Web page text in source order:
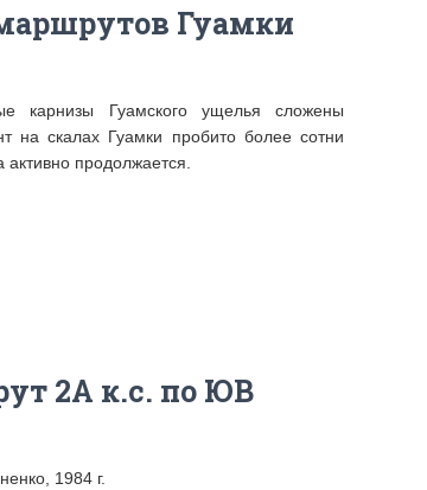
Гуамки
карнизы Гуамского ущелья сложены
скалах Гуамки пробито более сотни
продолжается.
2А к.с. по ЮВ
1984 г.